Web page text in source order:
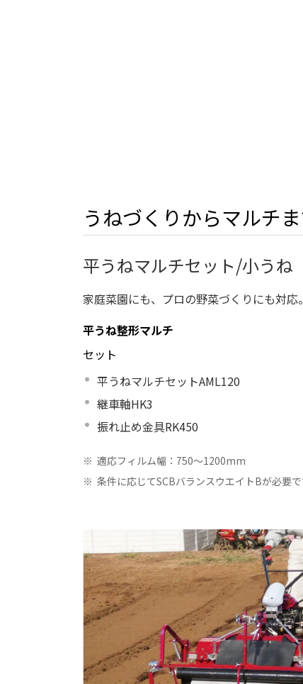
うねづくりからマルチ
平うねマルチセット/小うね
家庭菜園にも、プロの野菜づくりにも対応
平うね整形マルチ
セット
平うねマルチセットAML120
継車軸HK3
振れ止め金具RK450
※ 適応フィルム幅：750～1200mm
※ 条件に応じてSCBバランスウエイトBが必要で